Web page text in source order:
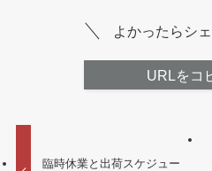
よかったらシ
URLをコ
臨時休業と出荷スケジュー